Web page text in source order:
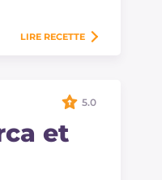
LIRE RECETTE
et
5.0